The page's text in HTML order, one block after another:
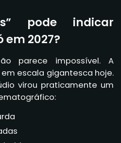
pode indicar
2027?
parece impossível. A
escala gigantesca hoje.
virou praticamente um